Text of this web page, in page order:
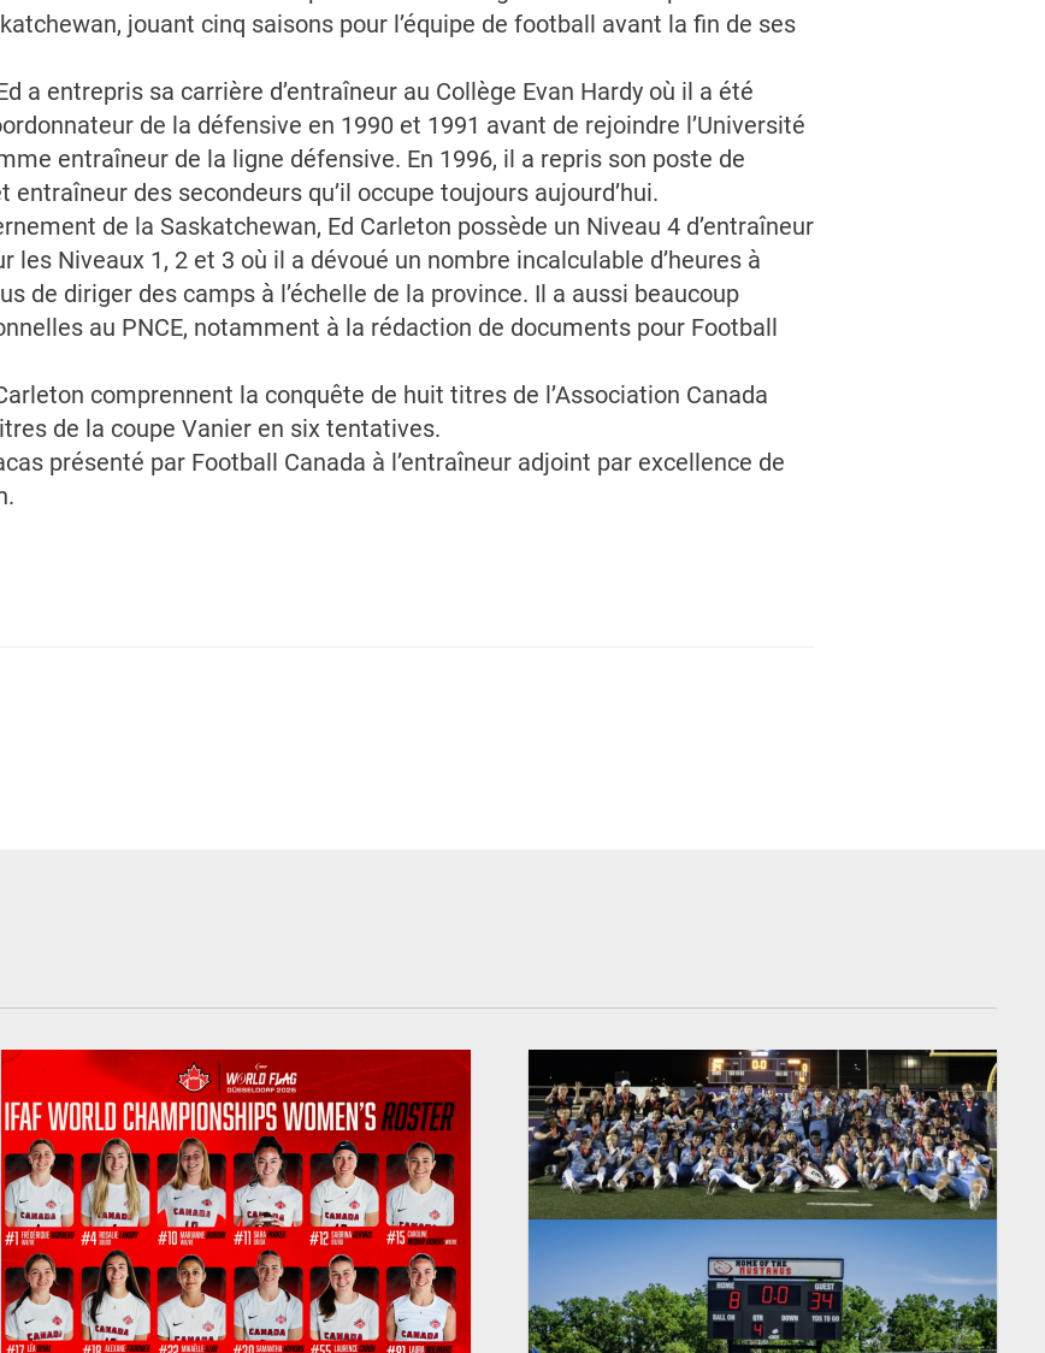
jouant cinq saisons pour l’équipe de football avant la fin de ses
a entrepris sa carrière d’entraîneur au Collège Evan Hardy où il a été
de la défensive en 1990 et 1991 avant de rejoindre l’Université
entraîneur de la ligne défensive. En 1996, il a repris son poste de
des secondeurs qu’il occupe toujours aujourd’hui.
de la Saskatchewan, Ed Carleton possède un Niveau 4 d’entraîneur
les Niveaux 1, 2 et 3 où il a dévoué un nombre incalculable d’heures à
de diriger des camps à l’échelle de la province. Il a aussi beaucoup
au PNCE, notamment à la rédaction de documents pour Football
comprennent la conquête de huit titres de l’Association Canada
de la coupe Vanier en six tentatives.
présenté par Football Canada à l’entraîneur adjoint par excellence de